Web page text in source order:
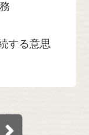
する意思